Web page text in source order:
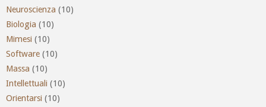
Neuroscienza (10)
Biologia (10)
Mimesi (10)
Software (10)
Massa (10)
Intellettuali (10)
Orientarsi (10)